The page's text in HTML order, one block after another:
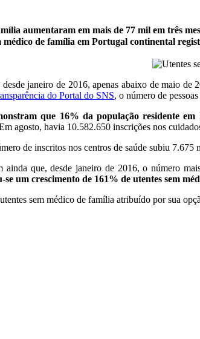
aumentaram em mais de 77 mil em três
médico de família em Portugal continental
janeiro de 2016, apenas abaixo de maio
do Portal do SNS, o número de
que 16% da população residente
agosto, havia 10.582.650 inscrições nos
de inscritos nos centros de saúde subiu
ainda que, desde janeiro de 2016, o número
um crescimento de 161% de utentes sem
sem médico de família atribuído por sua